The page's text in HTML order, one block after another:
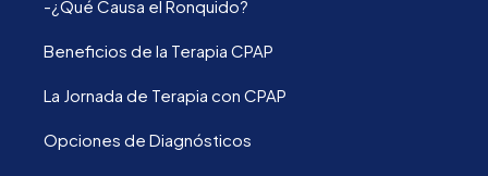
-¿Qué Causa el Ronquido?
Beneficios de la Terapia CPAP
La Jornada de Terapia con CPAP
Opciones de Diagnósticos